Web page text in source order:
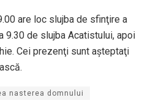
are loc slujba de sfinţire a
9.30 de slujba Acatistului, apoi
Cei prezenţi sunt aşteptaţi
nasterea domnului